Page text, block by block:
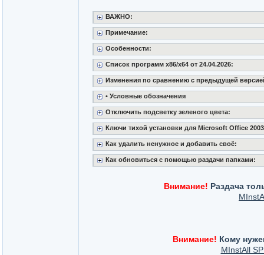
ВАЖНО:
Примечание:
Особенности:
Список программ x86/x64 от 24.04.2026:
Изменения по сравнению с предыдущей
• Условные обозначения
Отключить подсветку зеленого цвета:
Ключи тихой установки для Microsoft Office 2003,
Как удалить ненужное и добавить своё:
Как обновиться с помощью раздачи папками:
Внимание! Раздача
Внимание! Кому
MInstAll